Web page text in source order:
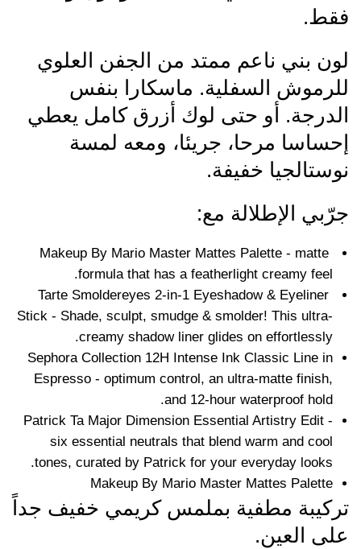
فقط.
لون بني ناعم ممتد من الجفن العلوي
للرموش السفلية. ماسكارا بنفس
الدرجة. أو حتى لوك أزرق كامل يعطي
إحساسا مرحا، جريئا، ومعه لمسة
نوستالجيا خفيفة.
جرّبي الإطلالة مع:
Makeup By Mario Master Mattes Palette - matte
formula that has a featherlight creamy feel.
Tarte Smoldereyes 2-in-1 Eyeshadow & Eyeliner
Stick - Shade, sculpt, smudge & smolder! This ultra-
creamy shadow liner glides on effortlessly.
Sephora Collection 12H Intense Ink Classic Line in
Espresso - optimum control, an ultra-matte finish,
and 12-hour waterproof hold.
Patrick Ta Major Dimension Essential Artistry Edit -
six essential neutrals that blend warm and cool
tones, curated by Patrick for your everyday looks.
Makeup By Mario Master Mattes Palette
تركيبة مطفية بملمس كريمي خفيف جداً
على العين.